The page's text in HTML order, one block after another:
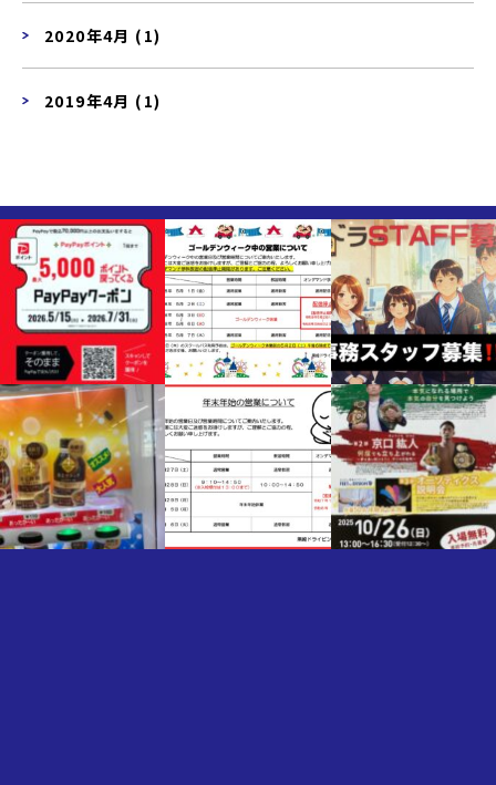
2020年4月 (1)
2019年4月 (1)